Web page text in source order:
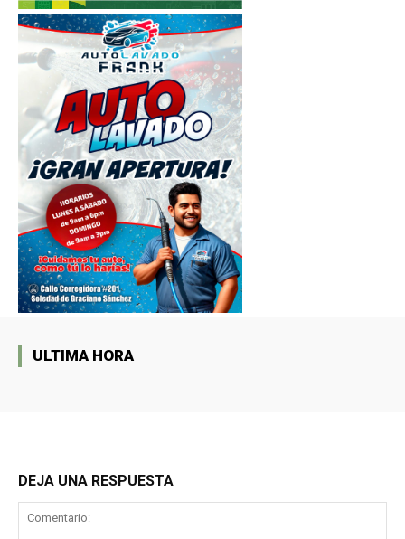
ULTIMA HORA
DEJA UNA RESPUESTA